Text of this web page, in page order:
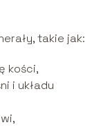
takie jak:
kości,
i układu